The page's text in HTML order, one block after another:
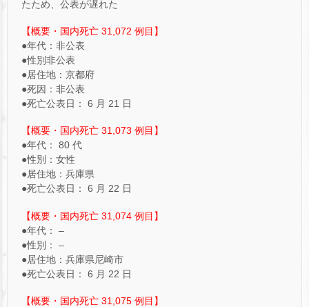
たため、公表が遅れた
【概要・国内死亡 31,072 例目】
●年代：非公表
●性別非公表
●居住地：京都府
●死因：非公表
●死亡公表日： 6 月 21 日
【概要・国内死亡 31,073 例目】
●年代： 80 代
●性別：女性
●居住地：兵庫県
●死亡公表日： 6 月 22 日
【概要・国内死亡 31,074 例目】
●年代： –
●性別： –
●居住地：兵庫県尼崎市
●死亡公表日： 6 月 22 日
【概要・国内死亡 31,075 例目】